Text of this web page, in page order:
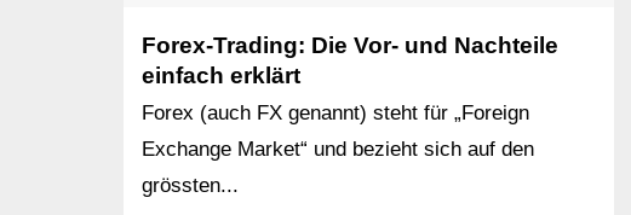
Forex-Trading: Die Vor- und Nachteile
einfach erklärt
Forex (auch FX genannt) steht für „Foreign
Exchange Market“ und bezieht sich auf den
grössten...